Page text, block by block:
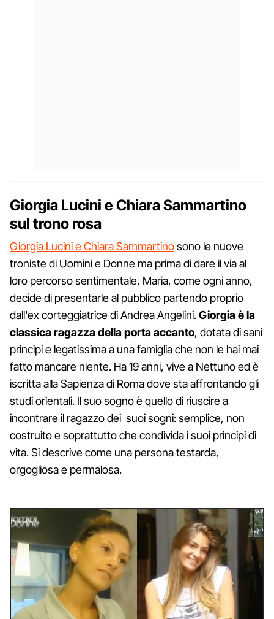
Giorgia Lucini e Chiara Sammartino
sul trono rosa
Giorgia Lucini e Chiara Sammartinosono le nuove
troniste di Uomini e Donne ma prima di dare il via al
loro percorso sentimentale, Maria, come ogni anno,
decide di presentarle al pubblico partendo proprio
dall'ex corteggiatrice di Andrea Angelini.Giorgia è la
classica ragazza della porta accanto, dotata di sani
principi e legatissima a una famiglia che non le hai mai
fatto mancare niente. Ha 19 anni, vive a Nettuno ed è
iscritta alla Sapienza di Roma dove sta affrontando gli
studi orientali. Il suo sogno è quello di riuscire a
incontrare il ragazzo dei suoi sogni: semplice, non
costruito e soprattutto che condivida i suoi principi di
vita. Si descrive come una persona testarda,
orgogliosa e permalosa.